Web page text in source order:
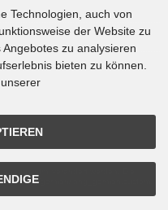
lang/german/lang_german.custom.
Technologien, auch von
der Website zu
zu analysieren
bieten zu können.